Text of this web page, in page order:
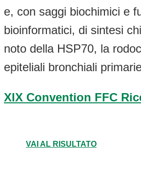
e, con saggi biochimici e
bioinformatici, di sintesi
noto della HSP70, la
epiteliali bronchiali
XIX Convention FFC
VAI AL RISULTATO